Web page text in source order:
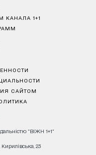
1+1
САЙТОМ
"ВІЖН 1+1"
23